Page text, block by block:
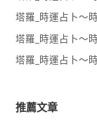
塔羅_時運占卜～
塔羅_時運占卜～
塔羅_時運占卜～
推薦文章